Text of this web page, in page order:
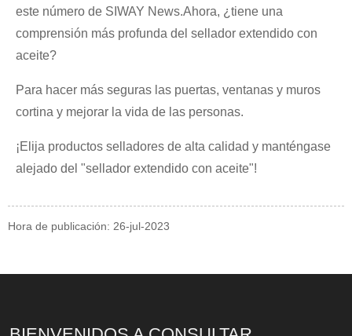
este número de SIWAY News.Ahora, ¿tiene una
comprensión más profunda del sellador extendido con
aceite?
Para hacer más seguras las puertas, ventanas y muros
cortina y mejorar la vida de las personas.
¡Elija productos selladores de alta calidad y manténgase
alejado del "sellador extendido con aceite"!
Hora de publicación: 26-jul-2023